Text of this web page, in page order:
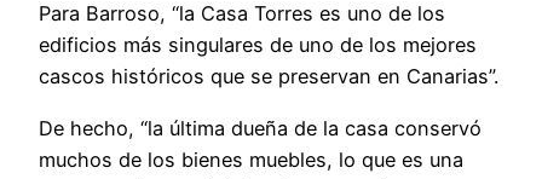
Para Barroso, “la Casa Torres es uno de los
edificios más singulares de uno de los mejores
cascos históricos que se preservan en Canarias”.
De hecho, “la última dueña de la casa conservó
muchos de los bienes muebles, lo que es una